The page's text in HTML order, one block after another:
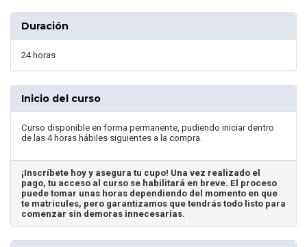
Duración
24 horas
Inicio del curso
Curso disponible en forma permanente, pudiendo iniciar dentro
de las 4 horas hábiles siguientes a la compra.
¡Inscríbete hoy y asegura tu cupo! Una vez realizado el
pago, tu acceso al curso se habilitará en breve. El proceso
puede tomar unas horas dependiendo del momento en que
te matricules, pero garantizamos que tendrás todo listo para
comenzar sin demoras innecesarias.